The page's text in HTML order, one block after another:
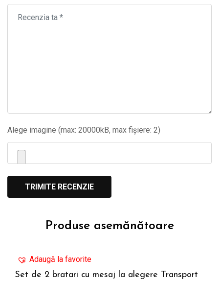
Alege imagine (max: 20000kB, max fișiere: 2)
Produse asemănătoare
Adaugă la favorite
Set de 2 bratari cu mesaj la alegere Transport